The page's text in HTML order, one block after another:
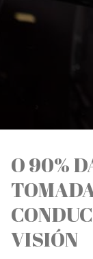
O 90%
VISIÓN